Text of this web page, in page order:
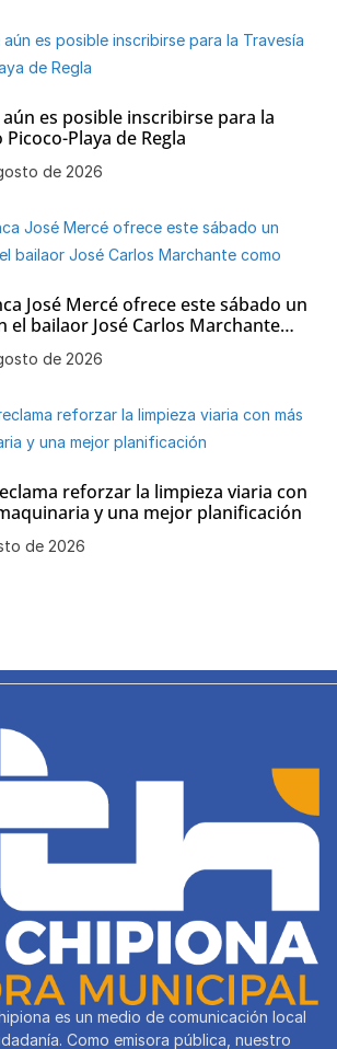
es posible inscribirse para la
Playa de Regla
de 2026
José Mercé ofrece este sábado un
el bailaor José Carlos Marchante
de 2026
reforzar la limpieza viaria con
y una mejor planificación
de 2026
es un medio de comunicación local
Como emisora pública, nuestro